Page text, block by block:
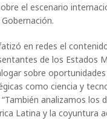
el escenario
en redes el
de los Estados
sobre
como ciencia y
analizamos los
Latina y la coyuntura